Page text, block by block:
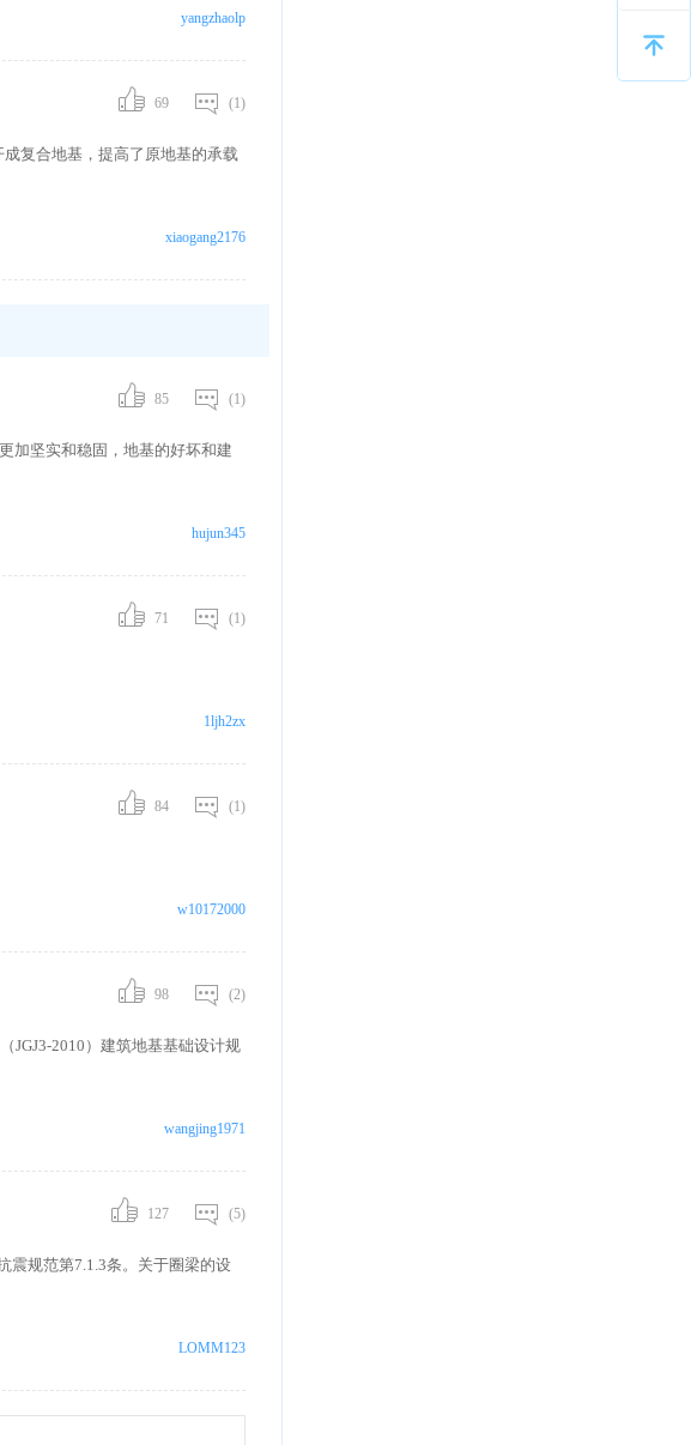
yangzhaolp
(1)
69
复合地基，提高了原地基的承载
xiaogang2176
(1)
85
加坚实和稳固，地基的好坏和建
hujun345
(1)
71
1ljh2zx
(1)
84
w10172000
(2)
98
JGJ3-2010）建筑地基基础设计规
wangjing1971
(5)
127
震规范第7.1.3条。关于圈梁的设
LOMM123